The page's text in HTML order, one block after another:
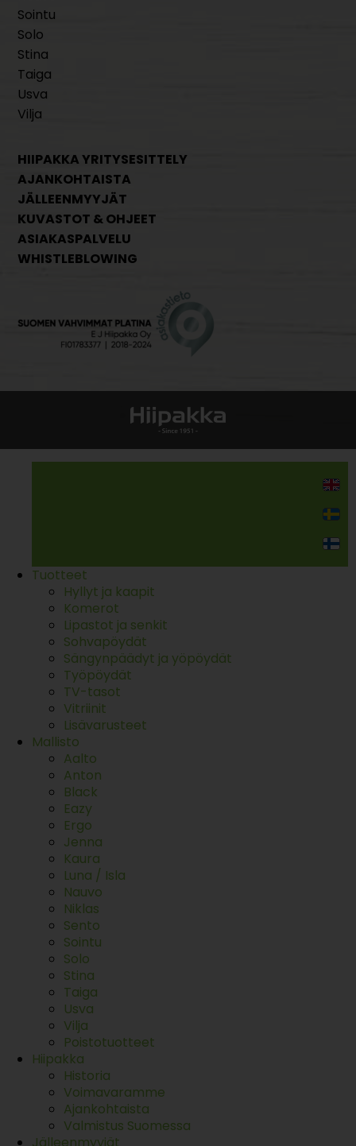
Sointu
Solo
Stina
Taiga
Usva
Vilja
HIIPAKKA YRITYSESITTELY
AJANKOHTAISTA
JÄLLEENMYYJÄT
KUVASTOT & OHJEET
ASIAKASPALVELU
WHISTLEBLOWING
Tuotteet
Hyllyt ja kaapit
Komerot
Lipastot ja senkit
Sohvapöydät
Sängynpäädyt ja yöpöydät
Työpöydät
TV-tasot
Vitriinit
Lisävarusteet
Mallisto
Aalto
Anton
Black
Eazy
Ergo
Jenna
Kaura
Luna / Isla
Nauvo
Niklas
Sento
Sointu
Solo
Stina
Taiga
Usva
Vilja
Poistotuotteet
Hiipakka
Historia
Voimavaramme
Ajankohtaista
Valmistus Suomessa